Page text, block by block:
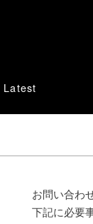
Latest
お問い合わ
下記に必要